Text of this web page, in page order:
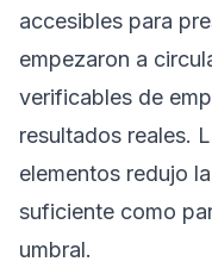
accesibles para
empezaron a
verificables de
resultados reales.
elementos redujo
suficiente como
umbral.